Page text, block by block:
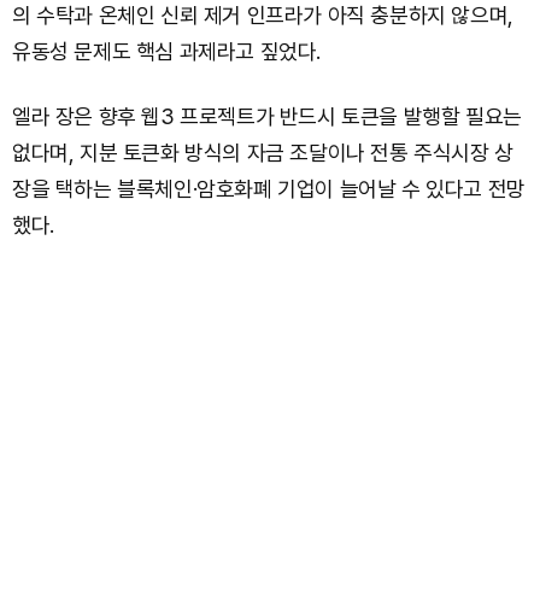
의 수탁과 온체인 신뢰 제거 인프라가 아직 충분하지 않으며,
유동성 문제도 핵심 과제라고 짚었다.
엘라 장은 향후 웹3 프로젝트가 반드시 토큰을 발행할 필요는
없다며, 지분 토큰화 방식의 자금 조달이나 전통 주식시장 상
장을 택하는 블록체인·암호화폐 기업이 늘어날 수 있다고 전망
했다.